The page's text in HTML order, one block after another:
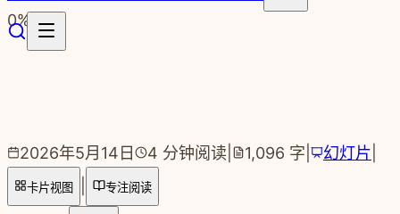
跳转到主要内容
0%
2026年5月14日 4 分钟阅读 1,096 字 幻灯片
卡片视图 专注阅读